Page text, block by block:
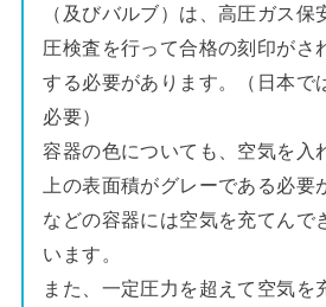
（及びバルブ）は、高圧ガス保
圧検査を行って合格の刻印がさ
する必要があります。（日本で
必要）
容器の色についても、空気を入
上の表面積がグレーである必要
などの容器には空気を充てんで
います。
また、一定圧力を超えて空気を